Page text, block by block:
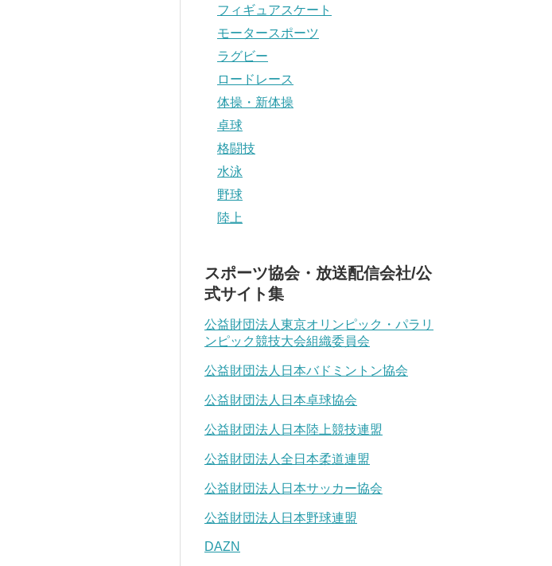
フィギュアスケート
モータースポーツ
ラグビー
ロードレース
体操・新体操
卓球
格闘技
水泳
野球
陸上
スポーツ協会・放送配信会社/公
式サイト集
公益財団法人東京オリンピック・パラリ
ンピック競技大会組織委員会
公益財団法人日本バドミントン協会
公益財団法人日本卓球協会
公益財団法人日本陸上競技連盟
公益財団法人全日本柔道連盟
公益財団法人日本サッカー協会
公益財団法人日本野球連盟
DAZN